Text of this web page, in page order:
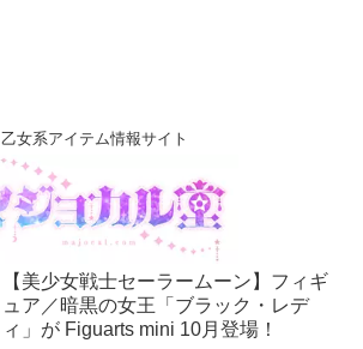
乙女系アイテム情報サイト
【美少女戦士セーラームーン】フィギ
ュア／暗黒の女王「ブラック・レデ
ィ」が Figuarts mini 10月登場！